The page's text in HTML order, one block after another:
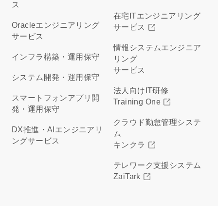
ス
Oracleエンジニアリング
サービス
インフラ構築・運用保守
システム開発・運用保守
スマートフォンアプリ開
発・運用保守
DX推進・AIエンジニアリ
ングサービス
在宅ITエンジニアリング
サービス
情報システムエンジニア
リング
サービス
法人向けIT研修
Training One
クラウド勤怠管理システ
ム
キンクラ
テレワーク支援システム
ZaiTark